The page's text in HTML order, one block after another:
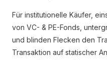
Für institutionelle Käufer,
von VC- & PE-Fonds,
und blinden Flecken den
Transaktion auf statischer